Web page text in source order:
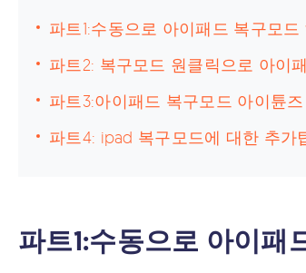
파트1:수동으로 아이패드 복구모드
파트2: 복구모드 원클릭으로 아이
파트3:아이패드 복구모드 아이튠
파트4: ipad 복구모드에 대한 추가
파트1:수동으로 아이패